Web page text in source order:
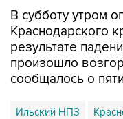
В субботу утром
Краснодарского
результате
произошло
сообщалось о
Ильский НПЗ